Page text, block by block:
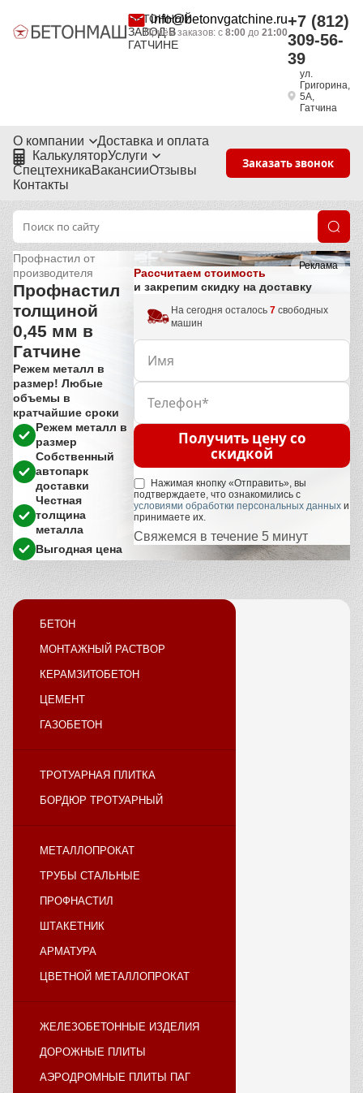
БЕТОННЫЙ
ЗАВОД В
ГАТЧИНЕ
info@betonvgatchine.ru
Приём заказов: с 8:00 до 21:00
+7 (812)
309-56-
39
ул.
Григорина,
5А,
Гатчина
О компании
Доставка и оплата
КалькуляторУслуги
СпецтехникаВакансииОтзывы
Контакты
Заказать звонок
Реклама
Профнастил от
производителя
Профнастил
толщиной
0,45 мм в
Гатчине
Режем металл в
размер! Любые
объемы в
кратчайшие сроки
Режем металл в
размер
Собственный
автопарк
доставки
Честная
толщина
металла
Выгодная цена
Рассчитаем стоимость
и закрепим скидку на доставку
На сегодня осталось7 свободных
машин
Получить цену со
скидкой
Нажимая кнопку «Отправить», вы
подтверждаете, что ознакомились с
условиями обработки персональных данных и
принимаете их.
Свяжемся в течение 5 минут
БЕТОН
МОНТАЖНЫЙ РАСТВОР
КЕРАМЗИТОБЕТОН
ЦЕМЕНТ
ГАЗОБЕТОН
ТРОТУАРНАЯ ПЛИТКА
БОРДЮР ТРОТУАРНЫЙ
МЕТАЛЛОПРОКАТ
ТРУБЫ СТАЛЬНЫЕ
ПРОФНАСТИЛ
ШТАКЕТНИК
АРМАТУРА
ЦВЕТНОЙ МЕТАЛЛОПРОКАТ
ЖЕЛЕЗОБЕТОННЫЕ ИЗДЕЛИЯ
ДОРОЖНЫЕ ПЛИТЫ
АЭРОДРОМНЫЕ ПЛИТЫ ПАГ